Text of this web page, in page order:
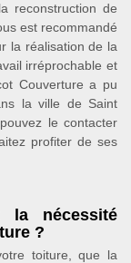
reconstruction de
est recommandé
la réalisation de la
irréprochable et
Couverture a pu
la ville de Saint
le contacter
profiter de ses
la nécessité
?
toiture, que la